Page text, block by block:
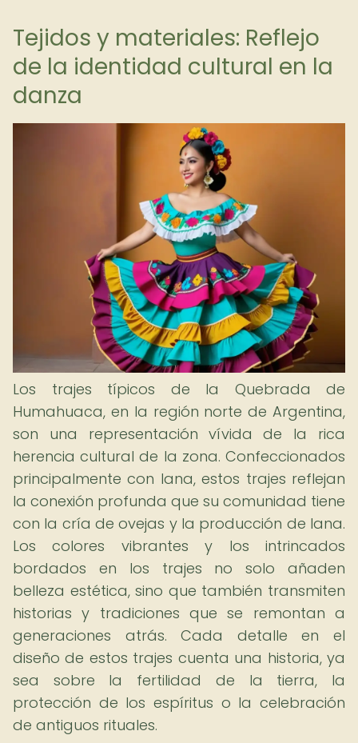
Tejidos y materiales: Reflejo
de la identidad cultural en la
danza
Los trajes típicos de la Quebrada de
Humahuaca, en la región norte de Argentina,
son una representación vívida de la rica
herencia cultural de la zona. Confeccionados
principalmente con lana, estos trajes reflejan
la conexión profunda que su comunidad tiene
con la cría de ovejas y la producción de lana.
Los colores vibrantes y los intrincados
bordados en los trajes no solo añaden
belleza estética, sino que también transmiten
historias y tradiciones que se remontan a
generaciones atrás. Cada detalle en el
diseño de estos trajes cuenta una historia, ya
sea sobre la fertilidad de la tierra, la
protección de los espíritus o la celebración
de antiguos rituales.